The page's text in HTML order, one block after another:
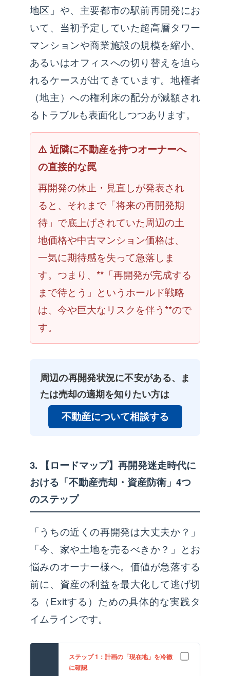
地区」や、主要都市の駅前再開発にお
いて、当初予定していた超高層タワー
マンションや商業施設の規模を縮小、
あるいはオフィスへの切り替えを迫ら
れるケースが出てきています。地権者
（地主）への権利床の配分が減額され
るトラブルも表面化しつつあります。
⚠️ 近隣に不動産を持つオーナーへ
の直接的な罠
再開発の休止・見直しが発表され
ると、それまで「将来の再開発期
待」で底上げされていた周辺の土
地価格や中古マンション価格は、
一気に期待感を失って急落しま
す。つまり、**「再開発が完成する
まで待とう」というホールド戦略
は、今や巨大なリスクを伴う**ので
す。
周辺の再開発状況に不安がある、ま
たは売却の適期を知りたい方は
不動産について相談する
3. 【ロードマップ】再開発迷走時代に
おける「不動産売却・資産防衛」4つ
のステップ
「うちの近くの再開発は大丈夫か？」
「今、家や土地を売るべきか？」とお
悩みのオーナー様へ。価値が急落する
前に、資産の利益を最大化して逃げ切
る（Exitする）ための具体的な実践タ
イムラインです。
ステップ 1：計画の「現在地」を冷徹
に確認